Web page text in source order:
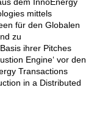
mittels
für den Globalen
zu
ihrer Pitches
Engine‘ vor den
Transactions
in a Distributed